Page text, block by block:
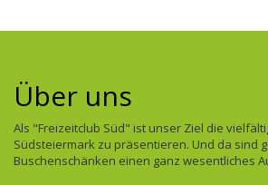
Über uns
Als "Freizeitclub Süd" ist unser Ziel die
Südsteiermark zu präsentieren. Und da sind
Buschenschänken einen ganz wesentliches